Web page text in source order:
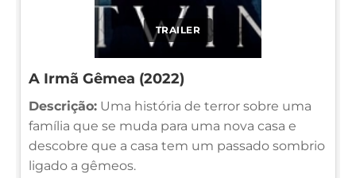
TRAILER
A Irmã Gêmea (2022)
Descrição: Uma história de terror sobre uma
família que se muda para uma nova casa e
descobre que a casa tem um passado sombrio
ligado a gêmeos.